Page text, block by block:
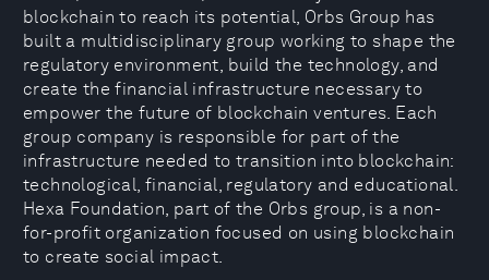
blockchain to reach its potential, Orbs Group has
built a multidisciplinary group working to shape the
regulatory environment, build the technology, and
create the financial infrastructure necessary to
empower the future of blockchain ventures. Each
group company is responsible for part of the
infrastructure needed to transition into blockchain:
technological, financial, regulatory and educational.
Hexa Foundation, part of the Orbs group, is a non-
for-profit organization focused on using blockchain
to create social impact.